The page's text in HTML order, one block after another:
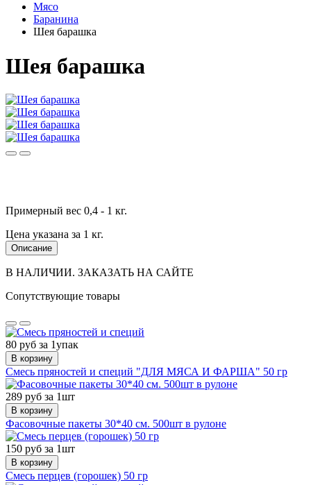
Мясо
Баранина
Шея барашка
Шея барашка
Примерный вес 0,4 - 1 кг.
Цена указана за 1 кг.
Описание
В НАЛИЧИИ. ЗАКАЗАТЬ НА САЙТЕ
Сопутствующие товары
80 руб за 1упак
В корзину
Смесь пряностей и специй "ДЛЯ МЯСА И ФАРША" 50 гр
289 руб за 1шт
В корзину
Фасовочные пакеты 30*40 см. 500шт в рулоне
150 руб за 1шт
В корзину
Смесь перцев (горошек) 50 гр